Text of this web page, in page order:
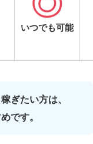
いつでも可能
ぎたい方は、
です。